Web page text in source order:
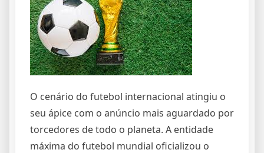
O cenário do futebol internacional atingiu o
seu ápice com o anúncio mais aguardado por
torcedores de todo o planeta. A entidade
máxima do futebol mundial oficializou o